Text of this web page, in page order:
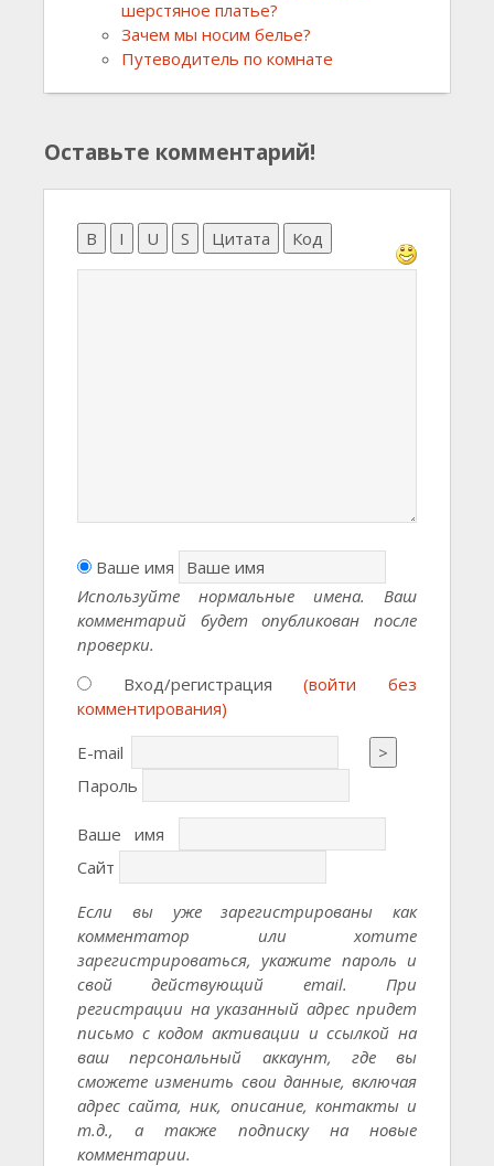
шерстяное платье?
Зачем мы носим белье?
Путеводитель по комнате
Оставьте комментарий!
B I U S Цитата Код
Ваше имя
Используйте нормальные имена. Ваш
комментарий будет опубликован после
проверки.
Вход/регистрация(войти без
комментирования)
E-mail
>
Пароль
Ваше имя
Сайт
Если вы уже зарегистрированы как
комментатор или хотите
зарегистрироваться, укажите пароль и
свой действующий email. При
регистрации на указанный адрес придет
письмо с кодом активации и ссылкой на
ваш персональный аккаунт, где вы
сможете изменить свои данные, включая
адрес сайта, ник, описание, контакты и
т.д., а также подписку на новые
комментарии.